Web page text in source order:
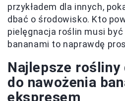
przykładem dla innych,
dbać o środowisko. Kto
pielęgnacja roślin musi
bananami to naprawdę
Najlepsze rośliny
do nawożenia
ekspresem